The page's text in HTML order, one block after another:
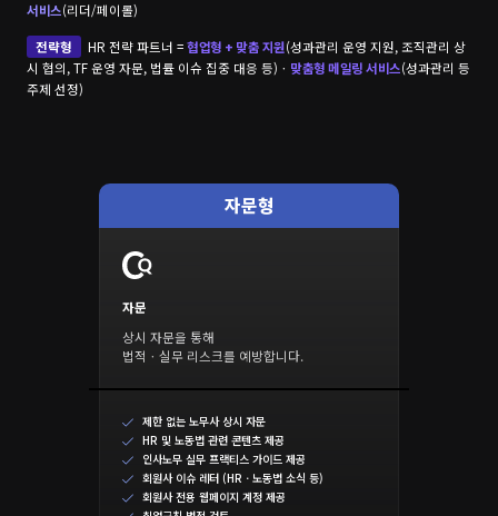
서비스(리더/페이롤)
전략형 HR 전략 파트너 =협업형 + 맞춤 지원(성과관리 운영 지원, 조직관리 상
시 협의, TF 운영 자문, 법률 이슈 집중 대응 등)ㆍ 맞춤형 메일링 서비스(성과관리 등
주제 선정)
자문형
자문
상시 자문을 통해
법적ㆍ실무 리스크를 예방합니다.
제한 없는 노무사 상시 자문
HR 및 노동법 관련 콘텐츠 제공
인사노무 실무 프랙티스 가이드 제공
회원사 이슈 레터 (HRㆍ노동법 소식 등)
회원사 전용 웹페이지 계정 제공